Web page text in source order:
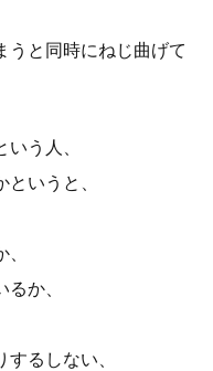
うと同時にねじ曲げて
う人、
いうと、
か、
るしない、